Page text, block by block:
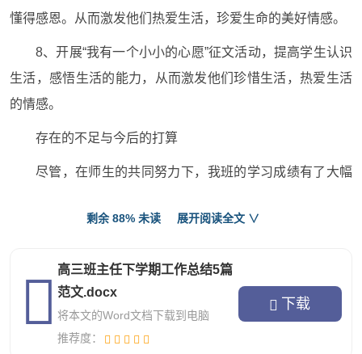
懂得感恩。从而激发他们热爱生活，珍爱生命的美好情感。
8、开展“我有一个小小的心愿”征文活动，提高学生认识
生活，感悟生活的能力，从而激发他们珍惜生活，热爱生活
的情感。
存在的不足与今后的打算
尽管，在师生的共同努力下，我班的学习成绩有了大幅
中助长了歪风邪气的蔓延，给班级管理带来了不必要的麻
烦。我应该当机立断，将不良倾向扼杀在萌芽状态之中。
二是诚信法则有点空洞，约束力不强，让一部分学生有
剩余 88% 未读 展开阅读全文 ∨
高三班主任下学期工作总结5篇
范文.docx
将本文的Word文档下载到电脑
推荐度：
下载